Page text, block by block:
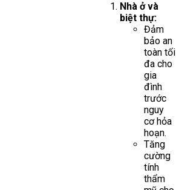
Nhà ở và
biệt thự:
Đảm
bảo an
toàn tối
đa cho
gia
đình
trước
nguy
cơ hỏa
hoạn.
Tăng
cường
tính
thẩm